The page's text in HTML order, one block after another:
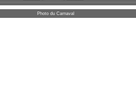
Photo du Carnaval